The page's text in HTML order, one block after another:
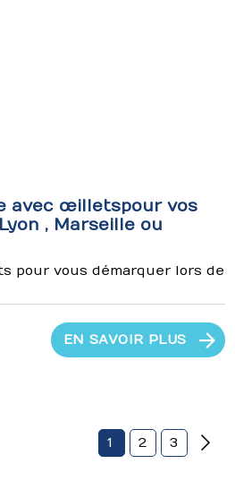
avec œillets pour vos
, Marseille ou
pour vous démarquer lors de
EN SAVOIR PLUS
1 2 3